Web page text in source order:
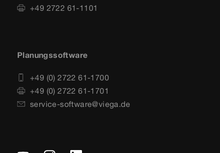
+49 2722 61-1101
Planungssoftware
+49 (0) 2722 61-1700
+49 (0) 2722 61-1701
service-software@viega.de